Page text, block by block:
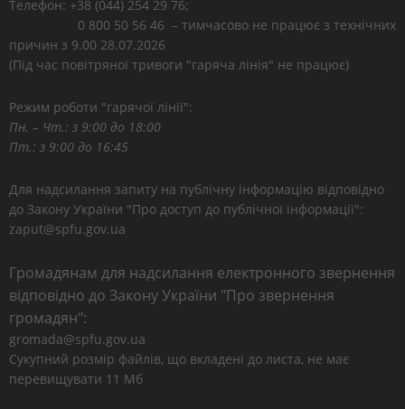
Телефон: +38 (044) 254 29 76;
0 800 50 56 46 – тимчасово не працює з технічних
причин з 9.00 28.07.2026
(Під час повітряної тривоги "гаряча лінія" не працює)
Режим роботи "гарячої лінії":
Пн. – Чт.: з 9:00 до 18:00
Пт.: з 9:00 до 16:45
Для надсилання запиту на публічну інформацію відповідно
до Закону України "Про доступ до публічної інформації":
zaput@spfu.gov.ua
Громадянам для надсилання електронного звернення
відповідно до Закону України "Про звернення
громадян":
gromada@spfu.gov.ua
Сукупний розмір файлів, що вкладені до листа, не має
перевищувати 11 Мб